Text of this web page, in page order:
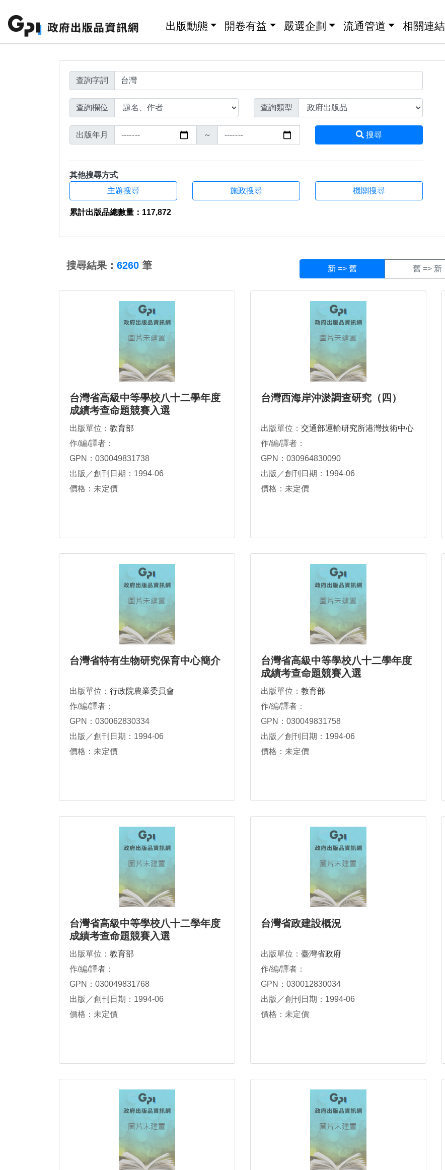
出版動態 開卷有益 嚴選企劃 流通管道 相關連結
搜尋結果頁面
查詢字詞
查詢欄位 查詢類型
出版年月 ～ 搜尋
其他搜尋方式
主題搜尋
施政搜尋 機關搜尋
累計出版品總數量：117,872
搜尋結果： 6260 筆
台灣省高級中等學校八十二學年度
成績考查命題競賽入選
出版單位： 教育部
作/編/譯者：
GPN：030049831738
出版／創刊日期：1994-06
價格：未定價
台灣西海岸沖淤調查研究（四）
出版單位： 交通部運輸研究所港灣技術中心
作/編/譯者：
GPN：030964830090
出版／創刊日期：1994-06
價格：未定價
台灣省特有生物研究保育中心簡介
出版單位： 行政院農業委員會
作/編/譯者：
GPN：030062830334
出版／創刊日期：1994-06
價格：未定價
台灣省高級中等學校八十二學年度
成績考查命題競賽入選
出版單位： 教育部
作/編/譯者：
GPN：030049831758
出版／創刊日期：1994-06
價格：未定價
台灣省高級中等學校八十二學年度
成績考查命題競賽入選
出版單位： 教育部
作/編/譯者：
GPN：030049831768
出版／創刊日期：1994-06
價格：未定價
台灣省政建設概況
出版單位： 臺灣省政府
作/編/譯者：
GPN：030012830034
出版／創刊日期：1994-06
價格：未定價